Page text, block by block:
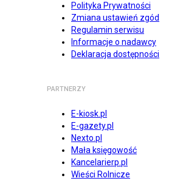
Polityka Prywatności
Zmiana ustawień zgód
Regulamin serwisu
Informacje o nadawcy
Deklaracja dostępności
PARTNERZY
E-kiosk.pl
E-gazety.pl
Nexto.pl
Mała księgowość
Kancelarierp.pl
Wieści Rolnicze